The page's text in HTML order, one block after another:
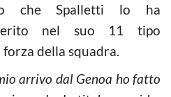
che Spalletti lo ha
nel suo 11 tipo
della squadra.
arrivo dal Genoa ho fatto